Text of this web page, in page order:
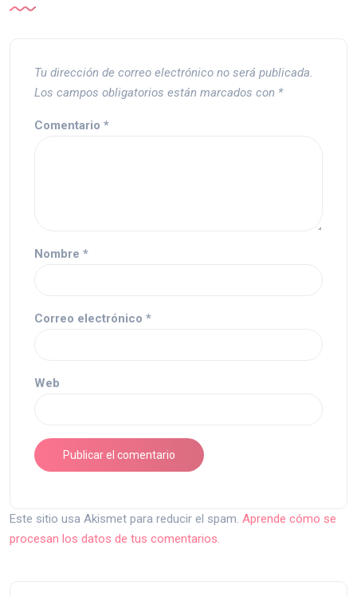
Tu dirección de correo electrónico no será publicada.
Los campos obligatorios están marcados con *
Comentario *
Nombre *
Correo electrónico *
Web
Este sitio usa Akismet para reducir el spam. Aprende cómo se
procesan los datos de tus comentarios.